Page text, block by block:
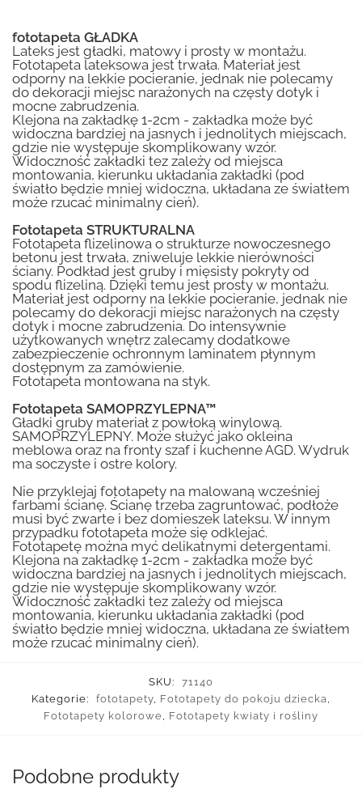
fototapeta GŁADKA
Lateks jest gładki, matowy i prosty w montażu.
Fototapeta lateksowa jest trwała. Materiał jest
odporny na lekkie pocieranie, jednak nie polecamy
do dekoracji miejsc narażonych na częsty dotyk i
mocne zabrudzenia.
Klejona na zakładkę 1-2cm - zakładka może być
widoczna bardziej na jasnych i jednolitych miejscach,
gdzie nie występuje skomplikowany wzór.
Widoczność zakładki tez zależy od miejsca
montowania, kierunku układania zakładki (pod
światło będzie mniej widoczna, układana ze światłem
może rzucać minimalny cień).
Fototapeta STRUKTURALNA
Fototapeta flizelinowa o strukturze nowoczesnego
betonu jest trwała, zniweluje lekkie nierówności
ściany. Podkład jest gruby i mięsisty pokryty od
spodu flizeliną. Dzięki temu jest prosty w montażu.
Materiał jest odporny na lekkie pocieranie, jednak nie
polecamy do dekoracji miejsc narażonych na częsty
dotyk i mocne zabrudzenia. Do intensywnie
użytkowanych wnętrz zalecamy dodatkowe
zabezpieczenie ochronnym laminatem płynnym
dostępnym za zamówienie.
Fototapeta montowana na styk.
Fototapeta SAMOPRZYLEPNA™
Gładki gruby materiał z powłoką winylową.
SAMOPRZYLEPNY. Może służyć jako okleina
meblowa oraz na fronty szaf i kuchenne AGD. Wydruk
ma soczyste i ostre kolory.
Nie przyklejaj fototapety na malowaną wcześniej
farbami ścianę. Ścianę trzeba zagruntować, podłoże
musi być zwarte i bez domieszek lateksu. W innym
przypadku fototapeta może się odklejać.
Fototapetę można myć delikatnymi detergentami.
Klejona na zakładkę 1-2cm - zakładka może być
widoczna bardziej na jasnych i jednolitych miejscach,
gdzie nie występuje skomplikowany wzór.
Widoczność zakładki tez zależy od miejsca
montowania, kierunku układania zakładki (pod
światło będzie mniej widoczna, układana ze światłem
może rzucać minimalny cień).
SKU:
71140
Kategorie:
fototapety, Fototapety do pokoju dziecka,
Fototapety kolorowe, Fototapety kwiaty i rośliny
Podobne produkty